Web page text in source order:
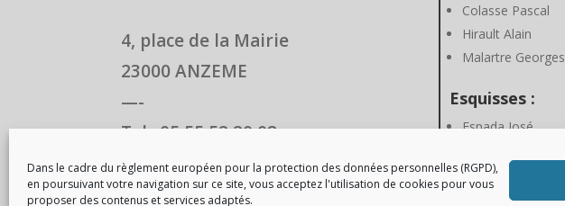
Dans le cadre du règlement européen pour la protection des données personnelles (RGPD),
en poursuivant votre navigation sur ce site, vous acceptez l'utilisation de cookies pour vous
proposer des contenus et services adaptés.
4, place de la Mairie
23000 ANZEME
—-
Tel : 05 55 52 20 08
Mail : contact@anzeme.fr
Colasse Pascal
Hirault Alain
Malartre Georges
Esquisses :
Espada José